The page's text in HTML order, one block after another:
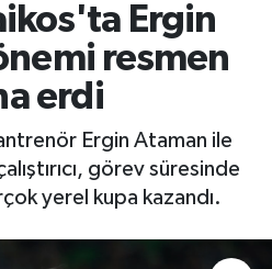
Ergin
resmen
erdi
Ergin Ataman ile
görev süresinde
yerel kupa kazandı.